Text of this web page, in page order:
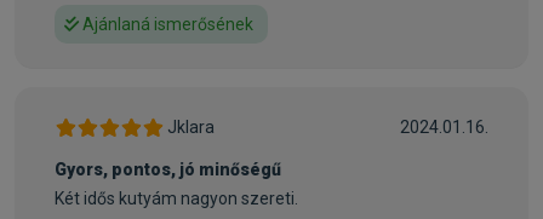
tulajdonságokkal –Rizs és kukorica– elegendő energiát
tartalmazza – Cukorrépaszeletek és rizskorpa
• Lazacolajat tartalmaz, mely kiegyensúlyozza az Omega 3
és Omega 6 zsírsavak arányát, melyek kedvezően hatnak a
Ajánlaná ismerősének
Jklara 2024.01.16.
Gyors, pontos, jó minőségű
Két idős kutyám nagyon szereti.